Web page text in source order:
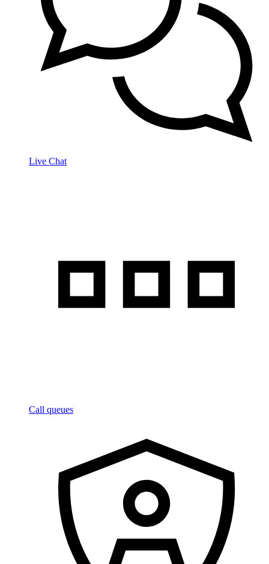
Live Chat
Call queues